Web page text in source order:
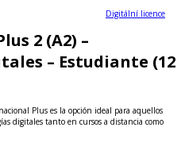
Digitální licence
2 (A2) –
– Estudiante (12
Plus es la opción ideal para aquellos
digitales tanto en cursos a distancia como